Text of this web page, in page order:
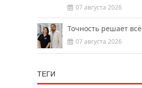
07 августа 2026
Точность решает всё
07 августа 2026
ТЕГИ